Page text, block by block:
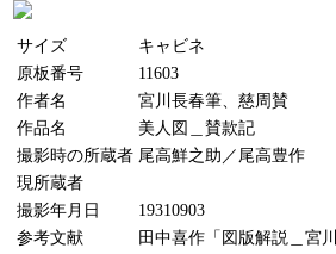
サイズ
キャビネ
原板番号
11603
作者名
宮川長春筆、慈周賛
作品名
美人図＿賛款記
撮影時の所蔵者 尾高鮮之助／尾高豊作
現所蔵者
撮影年月日
19310903
参考文献
田中喜作「図版解説＿宮